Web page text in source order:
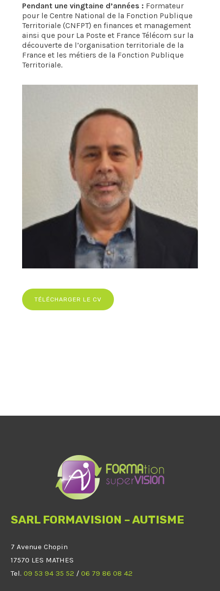
Pendant une vingtaine d’années : Formateur
pour le Centre National de la Fonction Publique
Territoriale (CNFPT) en finances et management
ainsi que pour La Poste et France Télécom sur la
découverte de l’organisation territoriale de la
France et les métiers de la Fonction Publique
Territoriale.
TÉLÉCHARGER LE CV
SARL FORMAVISION – AUTISME
7 Avenue Chopin
17570 LES MATHES
Tel.09 53 94 35 52 /06 79 86 08 42